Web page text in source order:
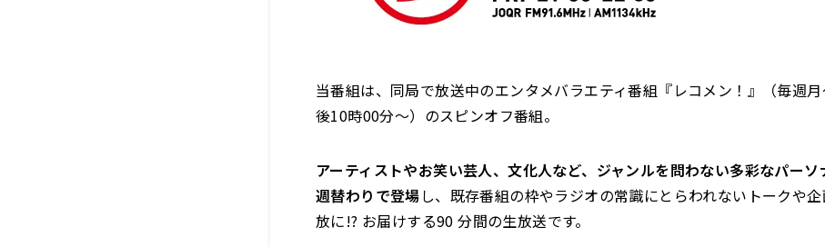
当番組は、同局で放送中のエンタメバラエティ番組『レコメン！』（毎週
後10時00分～）のスピンオフ番組。
アーティストやお笑い芸人、文化人など、ジャンルを問わない多彩なパーソ
週替わりで登場し、既存番組の枠やラジオの常識にとらわれないトークや
放に!? お届けする90 分間の生放送です。